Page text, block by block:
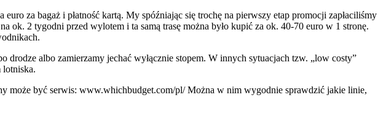
za bagaż i płatność kartą. My spóźniając się trochę na pierwszy etap promocji zapłaciliśmy
ok. 2 tygodni przed wylotem i ta samą trasę można było kupić za ok. 40-70 euro w 1 stronę.
albo zamierzamy jechać wyłącznie stopem. W innych sytuacjach tzw. „low costy”
lotniska.
może być serwis: www.whichbudget.com/pl/ Można w nim wygodnie sprawdzić jakie linie,